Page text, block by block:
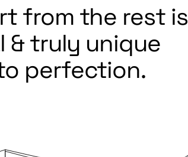
from the rest is
& truly unique
perfection.